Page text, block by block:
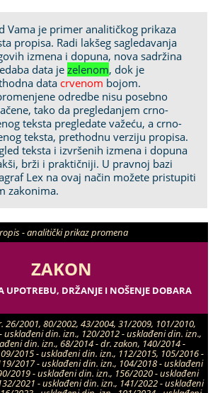
Vama je primer analitičkog prikaza
propisa. Radi lakšeg sagledavanja
izmena i dopuna, nova sadržina
data jezelenom, dok je
data crvenom bojom.
odredbe nisu posebno
tako da pregledanjem crno-
teksta pregledate važeću, a crno-
teksta, prethodnu verziju propisa.
teksta i izvršenih izmena i dopuna
brži i praktičniji. U pravnoj bazi
Lex na ovaj način možete pristupiti
zakonima.
- analitički prikaz promena
ZAKON
UPOTREBU, DRŽANJE I NOŠENJE DOBARA
26/2001, 80/2002, 43/2004, 31/2009, 101/2010,
usklađeni din. izn., 120/2012 - usklađeni din. izn.,
din. izn., 68/2014 - dr. zakon, 140/2014 -
2015 - usklađeni din. izn., 112/2015, 105/2016 -
2017 - usklađeni din. izn., 104/2018 - usklađeni
2019 - usklađeni din. izn., 156/2020 - usklađeni
2021 - usklađeni din. izn., 141/2022 - usklađeni